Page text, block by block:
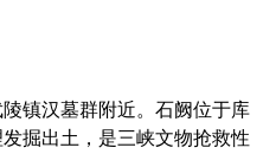
镇汉墓群附近。石阙位于库
掘出土，是三峡文物抢救性